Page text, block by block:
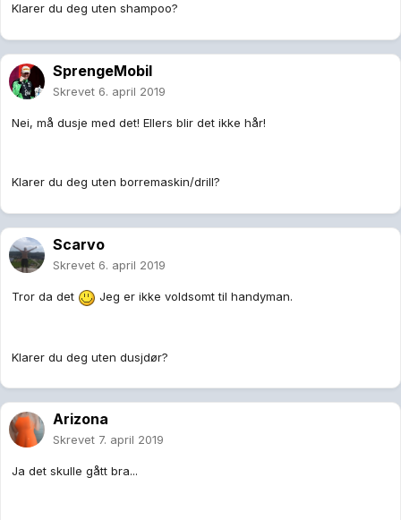
Klarer du deg uten shampoo?
SprengeMobil
Skrevet 6. april 2019
Nei, må dusje med det! Ellers blir det ikke hår!
Klarer du deg uten borremaskin/drill?
Scarvo
Skrevet 6. april 2019
Tror da det Jeg er ikke voldsomt til handyman.
Klarer du deg uten dusjdør?
Arizona
Skrevet 7. april 2019
Ja det skulle gått bra...